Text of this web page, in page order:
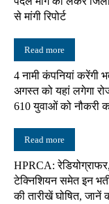
से मांगी रिपोर्ट
Read more
4 नामी कंपनियां करेंगी
अगस्त को यहां लगेगा
610 युवाओं को नौकरी
Read more
HPRCA:
टेक्निशियन समेत इन
की तारीखें घोषित, जानें